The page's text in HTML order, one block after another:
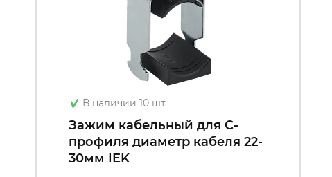
В наличии 10 шт.
Зажим кабельный для С-
профиля диаметр кабеля 22-
30мм IEK